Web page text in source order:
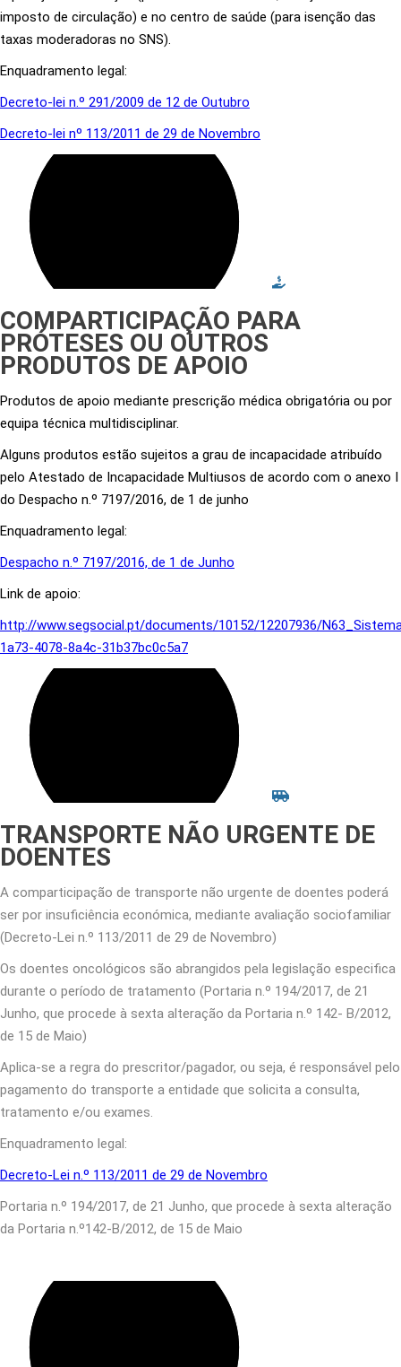
imposto de circulação) e no centro de saúde (para isenção das
taxas moderadoras no SNS).
Enquadramento legal:
Decreto-lei n.º 291/2009 de 12 de Outubro
Decreto-lei nº 113/2011 de 29 de Novembro
COMPARTICIPAÇÃO PARA
PRÓTESES OU OUTROS
PRODUTOS DE APOIO
Produtos de apoio mediante prescrição médica obrigatória ou por
equipa técnica multidisciplinar.
Alguns produtos estão sujeitos a grau de incapacidade atribuído
pelo Atestado de Incapacidade Multiusos de acordo com o anexo I
do Despacho n.º 7197/2016, de 1 de junho
Enquadramento legal:
Despacho n.º 7197/2016, de 1 de Junho
Link de apoio:
http://www.segsocial.pt/documents/10152/12207936/
1a73-4078-8a4c-31b37bc0c5a7
TRANSPORTE NÃO URGENTE DE
DOENTES
A comparticipação de transporte não urgente de doentes poderá
ser por insuficiência económica, mediante avaliação sociofamiliar
(Decreto-Lei n.º 113/2011 de 29 de Novembro)
Os doentes oncológicos são abrangidos pela legislação especifica
durante o período de tratamento (Portaria n.º 194/2017, de 21
Junho, que procede à sexta alteração da Portaria n.º 142- B/2012,
de 15 de Maio)
Aplica-se a regra do prescritor/pagador, ou seja, é responsável pelo
pagamento do transporte a entidade que solicita a consulta,
tratamento e/ou exames.
Enquadramento legal:
Decreto-Lei n.º 113/2011 de 29 de Novembro
Portaria n.º 194/2017, de 21 Junho, que procede à sexta alteração
da Portaria n.º142-B/2012, de 15 de Maio